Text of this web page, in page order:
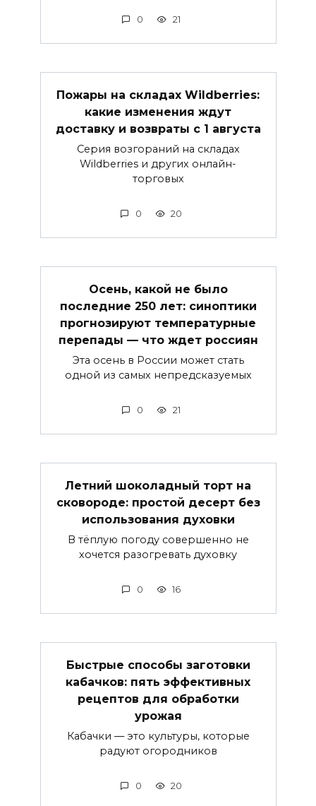
0 21
Пожары на складах Wildberries:
какие изменения ждут
доставку и возвраты с 1 августа
Серия возгораний на складах
Wildberries и других онлайн-
торговых
0 20
Осень, какой не было
последние 250 лет: синоптики
прогнозируют температурные
перепады — что ждет россиян
Эта осень в России может стать
одной из самых непредсказуемых
0 21
Летний шоколадный торт на
сковороде: простой десерт без
использования духовки
В тёплую погоду совершенно не
хочется разогревать духовку
0 16
Быстрые способы заготовки
кабачков: пять эффективных
рецептов для обработки
урожая
Кабачки — это культуры, которые
радуют огородников
0 20